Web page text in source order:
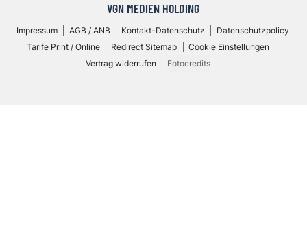
VGN MEDIEN HOLDING
Impressum AGB / ANB Kontakt-Datenschutz
Datenschutzpolicy
Tarife Print / Online
Redirect Sitemap
Cookie Einstellungen
Vertrag widerrufen
Fotocredits